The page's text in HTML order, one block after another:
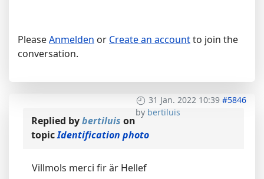
PleaseAnmelden or Create an accountto join the
conversation.
31 Jan. 2022 10:39 #5846
by bertiluis
Replied bybertiluis on
topicIdentification photo
Villmols merci fir är Hellef